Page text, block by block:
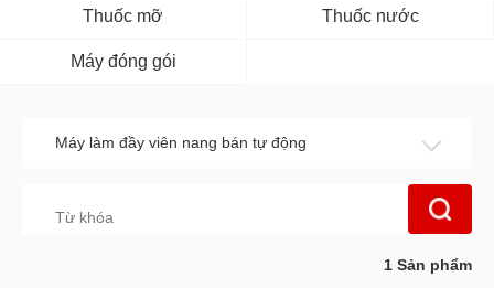
Thuốc mỡ Thuốc nước
Máy đóng gói
Máy làm đầy viên nang bán tự động
1 Sản phẩm